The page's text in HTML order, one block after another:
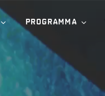
PROGRAMMA